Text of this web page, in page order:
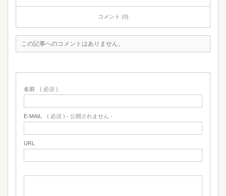
コメント (0)
この記事へのコメントはありません。
名前 ( 必須 )
E-MAIL ( 必須 ) - 公開されません -
URL